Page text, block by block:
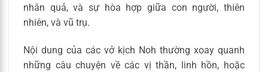
nhân quả, và sự hòa hợp giữa con người, thiên
nhiên, và vũ trụ.
Nội dung của các vở kịch Noh thường xoay quanh
những câu chuyện về các vị thần, linh hồn, hoặc